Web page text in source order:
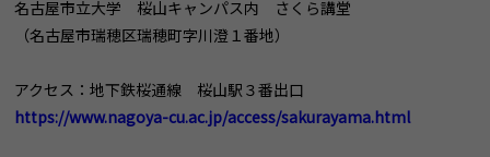
名古屋市立大学 桜山キャンパス内 さくら講堂
（名古屋市瑞穂区瑞穂町字川澄１番地）
アクセス：地下鉄桜通線 桜山駅３番出口
https://www.nagoya-cu.ac.jp/access/sakurayama.html